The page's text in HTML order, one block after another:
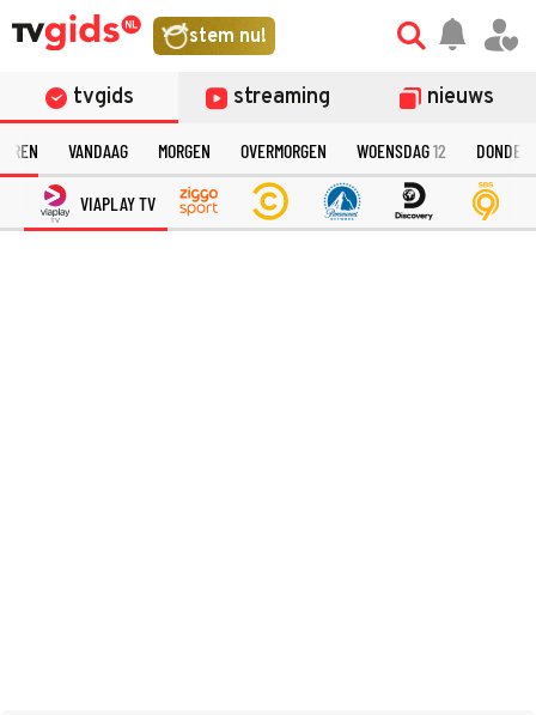
stem nu!
tvgids streaming nieuws
VANDAAG MORGEN OVERMORGEN WOENSDAG12
VIAPLAY TV